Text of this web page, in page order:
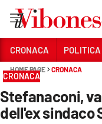
Sezioni
CRONACA
POLITICA
CRONACA POLITICA
HOME PAGE CRONACA
CRONACA
Stefanaconi,
dell'ex sindaco